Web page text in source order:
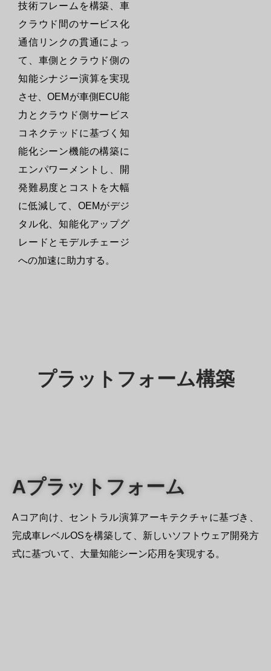
技術フレームを構築、車
クラウド間のサービス化
通信リンクの貫通によっ
て、車側とクラウド側の
知能シナジー演算を実現
させ、OEMが車側ECU能
力とクラウド側サービス
コネクテッドに基づく知
能化シーン機能の構築に
エンパワーメントし、開
発難易度とコストを大幅
に低減して、OEMがデジ
タル化、知能化アップグ
レードとモデルチェージ
への加速に助力する。
プラットフォーム構築
Aプラットフォーム
Aコア向け、セントラル演算アーキテクチャに基づき、
完成車レベルOSを構築して、新しいソフトウェア開発方
式に基づいて、大量知能シーン応用を実現する。